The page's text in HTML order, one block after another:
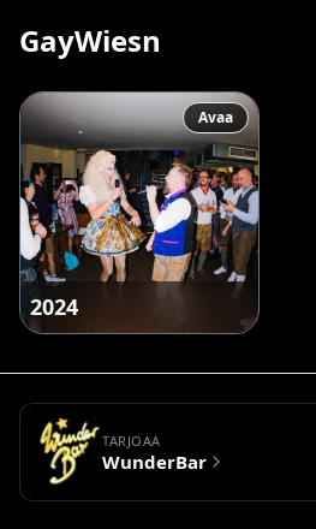
GayWiesn
2024
Avaa
TARJOAA
WunderBar